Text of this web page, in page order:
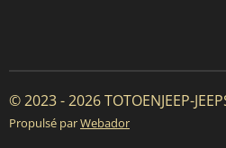
© 2023 - 2026 TOTOENJEEP-
Propulsé parWebador